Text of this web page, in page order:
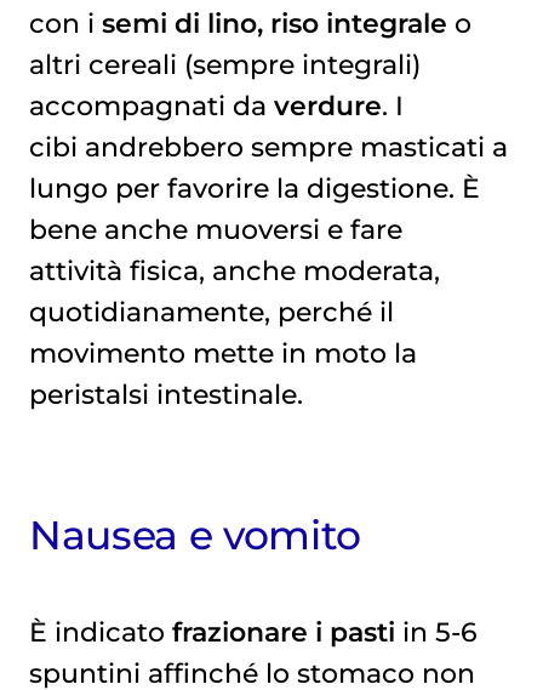
con i semi di lino, riso integrale o
altri cereali (sempre integrali)
accompagnati da verdure. I
cibi andrebbero sempre masticati a
lungo per favorire la digestione. È
bene anche muoversi e fare
attività fisica, anche moderata,
quotidianamente, perché il
movimento mette in moto la
peristalsi intestinale.
Nausea e vomito
È indicato frazionare i pasti in 5-6
spuntini affinché lo stomaco non